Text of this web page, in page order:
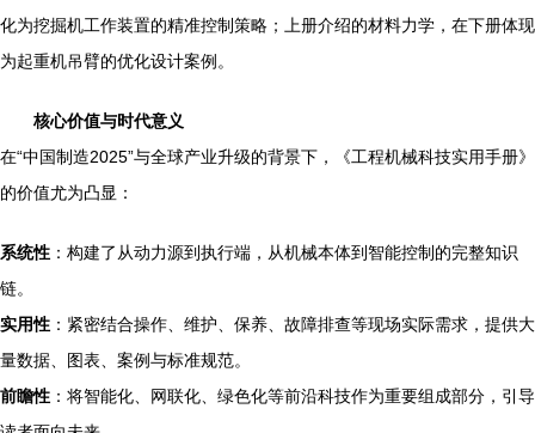
化为挖掘机工作装置的精准控制策略；上册介绍的材料力学，在下册体现
为起重机吊臂的优化设计案例。
核心价值与时代意义
在“中国制造2025”与全球产业升级的背景下，《工程机械科技实用手册》
的价值尤为凸显：
系统性 ：构建了从动力源到执行端，从机械本体到智能控制的完整知识
链。
实用性 ：紧密结合操作、维护、保养、故障排查等现场实际需求，提供大
量数据、图表、案例与标准规范。
前瞻性 ：将智能化、网联化、绿色化等前沿科技作为重要组成部分，引导